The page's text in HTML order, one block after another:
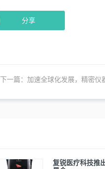
分享
下一篇： 加速全球化发展，精密仪器
复锐医疗科技推